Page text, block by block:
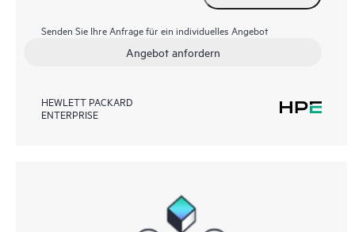
Senden Sie Ihre Anfrage für ein individuelles Angebot
Angebot anfordern
HEWLETT PACKARD
ENTERPRISE